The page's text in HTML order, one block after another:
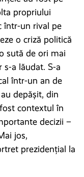
propriului
într-un rival pe
o criză politică
sută de ori mai
a lăudat. S-a
într-un an de
depășit, din
contextul în
decizii –
jos,
prezidențial la